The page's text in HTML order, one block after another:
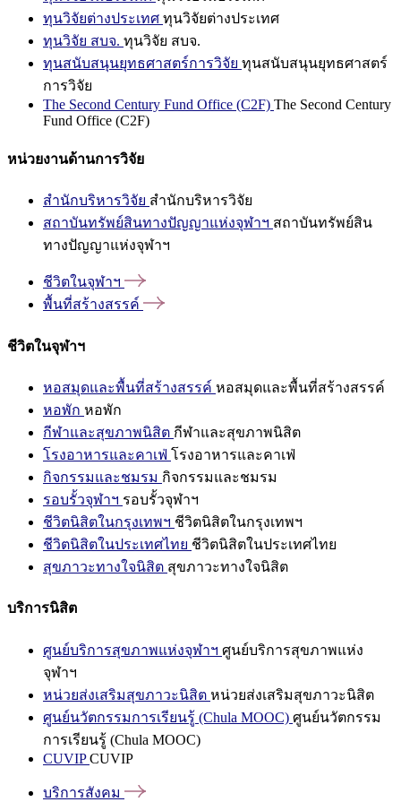
ทุนวิจัยต่างประเทศ ทุนวิจัยต่างประเทศ
ทุนวิจัย สบจ. ทุนวิจัย สบจ.
ทุนสนับสนุนยุทธศาสตร์การวิจัย ทุนสนับสนุนยุทธศาสตร์
การวิจัย
The Second Century Fund Office (C2F) The Second Century
Fund Office (C2F)
หน่วยงานด้านการวิจัย
สำนักบริหารวิจัย สำนักบริหารวิจัย
สถาบันทรัพย์สินทางปัญญาแห่งจุฬาฯ สถาบันทรัพย์สิน
ทางปัญญาแห่งจุฬาฯ
ชีวิตในจุฬาฯ
พื้นที่สร้างสรรค์
ชีวิตในจุฬาฯ
หอสมุดและพื้นที่สร้างสรรค์ หอสมุดและพื้นที่สร้างสรรค์
หอพัก หอพัก
กีฬาและสุขภาพนิสิต กีฬาและสุขภาพนิสิต
โรงอาหารและคาเฟ่ โรงอาหารและคาเฟ่
กิจกรรมและชมรม กิจกรรมและชมรม
รอบรั้วจุฬาฯ รอบรั้วจุฬาฯ
ชีวิตนิสิตในกรุงเทพฯ ชีวิตนิสิตในกรุงเทพฯ
ชีวิตนิสิตในประเทศไทย ชีวิตนิสิตในประเทศไทย
สุขภาวะทางใจนิสิต สุขภาวะทางใจนิสิต
บริการนิสิต
ศูนย์บริการสุขภาพแห่งจุฬาฯ ศูนย์บริการสุขภาพแห่ง
จุฬาฯ
หน่วยส่งเสริมสุขภาวะนิสิต หน่วยส่งเสริมสุขภาวะนิสิต
ศูนย์นวัตกรรมการเรียนรู้ (Chula MOOC) ศูนย์นวัตกรรม
การเรียนรู้ (Chula MOOC)
CUVIPCUVIP
บริการสังคม